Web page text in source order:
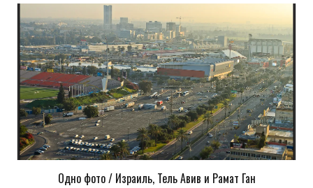
Одно фото / Израиль, Тель Авив и Рамат Ган